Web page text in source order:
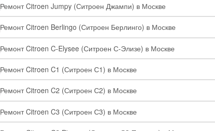
Ремонт Citroen Jumpy (Ситроен Джампи) в Москве
Ремонт Citroen Berlingo (Ситроен Берлинго) в Москве
Ремонт Citroen C-Elysee (Ситроен С-Элизе) в Москве
Ремонт Citroen C1 (Ситроен С1) в Москве
Ремонт Citroen C2 (Ситроен С2) в Москве
Ремонт Citroen C3 (Ситроен С3) в Москве